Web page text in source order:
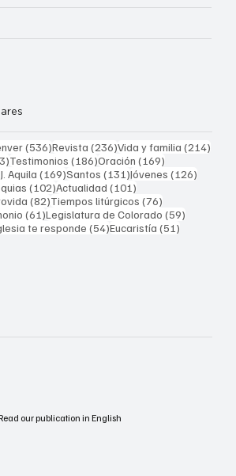
(536)536 entradas
Revista (236)236 entradas
Vida y familia (214)
213 entradas
Testimonios (186)186 entradas
Oración (169)
Aquila (169)169 entradas
Santos (131)131 entradas
Jóvenes (126)
(102)102 entradas
Actualidad (101)
entradas
(82)82 entradas
Tiempos litúrgicos (76)
(61)61 entradas
Legislatura de Colorado (59)
te responde (54)54 entradas
Eucaristía (51)
our publication in English